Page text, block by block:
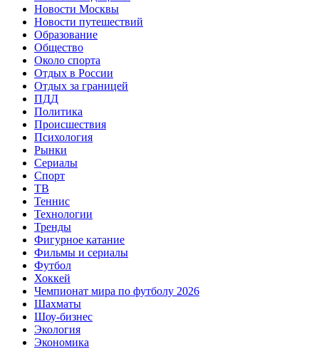
Новости Москвы
Новости путешествий
Образование
Общество
Около спорта
Отдых в России
Отдых за границей
ПДД
Политика
Происшествия
Психология
Рынки
Сериалы
Спорт
ТВ
Теннис
Технологии
Тренды
Фигурное катание
Фильмы и сериалы
Футбол
Хоккей
Чемпионат мира по футболу 2026
Шахматы
Шоу-бизнес
Экология
Экономика